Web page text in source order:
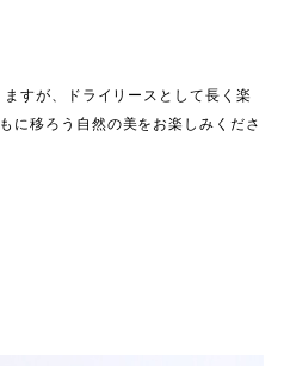
すが、ドライリースとして長く楽
に移ろう自然の美をお楽しみくださ